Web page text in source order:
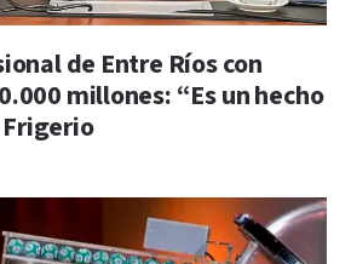
de Entre Ríos con
millones: “Es un hecho